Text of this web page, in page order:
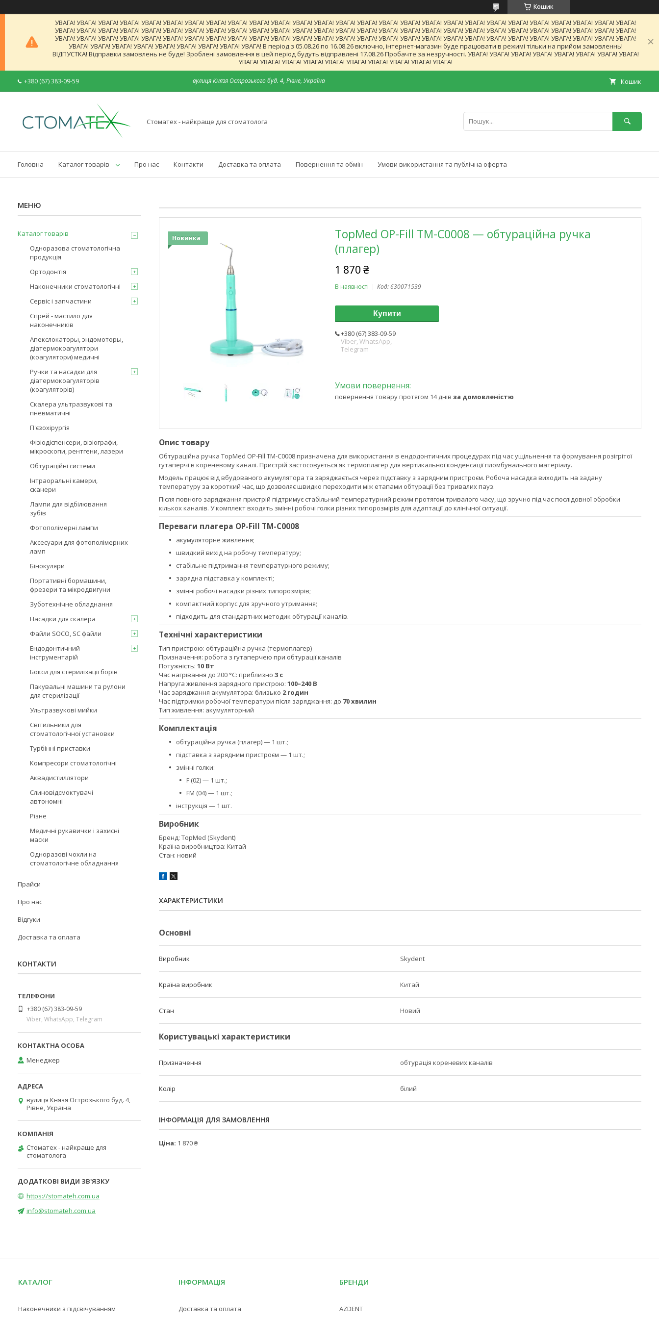
Кошик
УВАГА! УВАГА! УВАГА! УВАГА! УВАГА! УВАГА! УВАГА! УВАГА! УВАГА! УВАГА! УВАГА! УВАГА! УВАГА! УВАГА! УВАГА! УВАГА! УВАГА! УВАГА! УВАГА! УВАГА! УВАГА! УВАГА! УВАГА! УВАГА! УВАГА! УВАГА! УВАГА!
УВАГА! УВАГА! УВАГА! УВАГА! УВАГА! УВАГА! УВАГА! УВАГА! УВАГА! УВАГА! УВАГА! УВАГА! УВАГА! УВАГА! УВАГА! УВАГА! УВАГА! УВАГА! УВАГА! УВАГА! УВАГА! УВАГА! УВАГА! УВАГА! УВАГА! УВАГА! УВАГА!
УВАГА! УВАГА! УВАГА! УВАГА! УВАГА! УВАГА! УВАГА! УВАГА! УВАГА! УВАГА! УВАГА! УВАГА! УВАГА! УВАГА! УВАГА! УВАГА! УВАГА! УВАГА! УВАГА! УВАГА! УВАГА! УВАГА! УВАГА! УВАГА! УВАГА! УВАГА! УВАГА!
УВАГА! УВАГА! УВАГА! УВАГА! УВАГА! УВАГА! УВАГА! УВАГА! УВАГА! В період з 05.08.26 по 16.08.26 включно, інтернет-магазин буде працювати в режимі тільки на прийом замовленнь!
ВІДПУСТКА! Відправки замовлень не буде! Зроблені замовлення в цей період будуть відправлені 17.08.26 Пробачте за незручності. УВАГА! УВАГА! УВАГА! УВАГА! УВАГА! УВАГА! УВАГА! УВАГА!
УВАГА! УВАГА! УВАГА! УВАГА! УВАГА! УВАГА! УВАГА! УВАГА! УВАГА! УВАГА!
+380 (67) 383-09-59 вулиця Князя Острозького буд. 4, Рівне, Україна Кошик
Стоматех - найкраще для стоматолога
Головна Каталог товарів Про нас Контакти Доставка та оплата Повернення та обмін Умови використання та публічна оферта
Новинка
TopMed OP-Fill TM-C0008 — обтураційна ручка
(плагер)
1 870 ₴
В наявності Код:630071539
Купити
+380 (67) 383-09-59
Viber, WhatsApp,
Telegram
повернення товару протягом 14 днів за домовленістю
Опис товару
Обтураційна ручка TopMed OP-Fill TM-C0008 призначена для використання в ендодонтичних процедурах під час ущільнення та формування розігрітої
гутаперчі в кореневому каналі. Пристрій застосовується як термоплагер для вертикальної конденсації пломбувального матеріалу.
Модель працює від вбудованого акумулятора та заряджається через підставку з зарядним пристроєм. Робоча насадка виходить на задану
температуру за короткий час, що дозволяє швидко переходити між етапами обтурації без тривалих пауз.
Після повного заряджання пристрій підтримує стабільний температурний режим протягом тривалого часу, що зручно під час послідовної обробки
кількох каналів. У комплект входять змінні робочі голки різних типорозмірів для адаптації до клінічної ситуації.
Переваги плагера OP-Fill TM-C0008
акумуляторне живлення;
швидкий вихід на робочу температуру;
стабільне підтримання температурного режиму;
зарядна підставка у комплекті;
змінні робочі насадки різних типорозмірів;
компактний корпус для зручного утримання;
підходить для стандартних методик обтурації каналів.
Технічні характеристики
Тип пристрою: обтураційна ручка (термоплагер)
Призначення: робота з гутаперчею при обтурації каналів
Потужність: 10 Вт
Час нагрівання до 200 °C: приблизно 3 с
Напруга живлення зарядного пристрою: 100–240 В
Час заряджання акумулятора: близько 2 годин
Час підтримки робочої температури після заряджання: до 70 хвилин
Тип живлення: акумуляторний
Комплектація
обтураційна ручка (плагер) — 1 шт.;
підставка з зарядним пристроєм — 1 шт.;
змінні голки:
F (02) — 1 шт.;
FM (04) — 1 шт.;
інструкція — 1 шт.
Виробник
Бренд: TopMed (Skydent)
Країна виробництва: Китай
Стан: новий
ХАРАКТЕРИСТИКИ
Основні
Виробник Skydent
Країна виробник Китай
Стан Новий
Користувацькі характеристики
Призначення обтурація кореневих каналів
Колір білий
ІНФОРМАЦІЯ ДЛЯ ЗАМОВЛЕННЯ
Ціна: 1 870 ₴
Каталог товарів
Одноразова стоматологічна
продукція
Ортодонтія
Наконечники стоматологічні
Сервіс і запчастини
Спрей - мастило для
наконечників
Апекслокаторы, эндомоторы,
діатермокоагулятори
(коагулятори) медичні
Ручки та насадки для
діатермокоагуляторів
(коагуляторів)
Скалера ультразвукові та
пневматичні
П'єзохірургія
Фізіодіспенсери, візіографи,
мікроскопи, рентгени, лазери
Обтураційні системи
Інтраоральні камери,
сканери
Лампи для відбілювання
зубів
Фотополімерні лампи
Аксесуари для фотополімерних
ламп
Бінокуляри
Портативні бормашини,
фрезери та мікродвигуни
Зуботехнічне обладнання
Насадки для скалера
Файли SOCO, SC файли
Ендодонтичний
інструментарій
Бокси для стерилізації борів
Пакувальні машини та рулони
для стерилізації
Ультразвукові мийки
Світильники для
стоматологічної установки
Турбінні приставки
Компресори стоматологічні
Аквадистиллятори
Слиновідсмоктувачі
автономні
Різне
Медичні рукавички і захисні
маски
Одноразові чохли на
стоматологічне обладнання
Прайси
Про нас
Відгуки
Доставка та оплата
КОНТАКТИ
+380 (67) 383-09-59
Viber, WhatsApp, Telegram
Менеджер
вулиця Князя Острозького буд. 4,
Рівне, Україна
Стоматех - найкраще для
стоматолога
https://stomateh.com.ua
info@stomateh.com.ua
КАТАЛОГ
Наконечники з підсвічуванням
ІНФОРМАЦІЯ
Доставка та оплата
БРЕНДИ
AZDENT